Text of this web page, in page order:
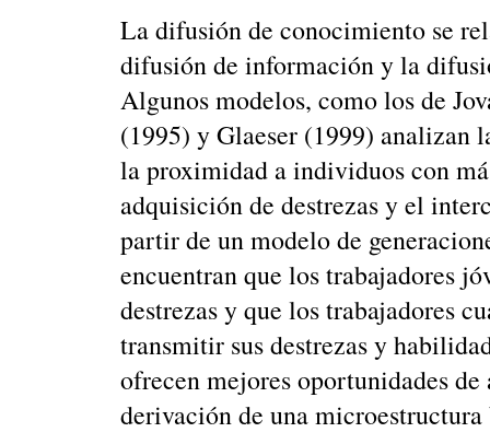
La difusión de conocimiento se
difusión de información y la
Algunos modelos, como los de
(1995) y Glaeser (1999) analizan
la proximidad a individuos con
adquisición de destrezas y el
partir de un modelo de
encuentran que los trabajadores
destrezas y que los trabajadores
transmitir sus destrezas y
ofrecen mejores oportunidades
derivación de una